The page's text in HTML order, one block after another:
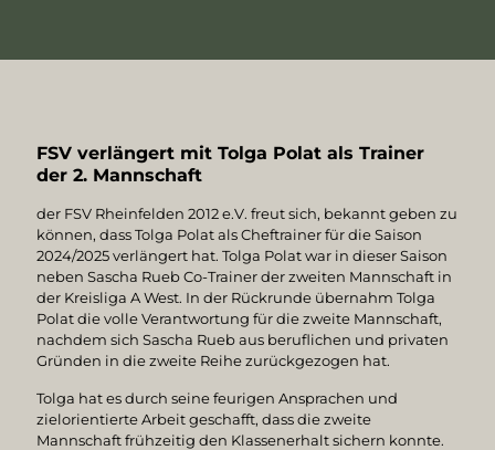
FSV verlängert mit Tolga Polat als Trainer
der 2. Mannschaft
der FSV Rheinfelden 2012 e.V. freut sich, bekannt geben zu
können, dass Tolga Polat als Cheftrainer für die Saison
2024/2025 verlängert hat. Tolga Polat war in dieser Saison
neben Sascha Rueb Co-Trainer der zweiten Mannschaft in
der Kreisliga A West. In der Rückrunde übernahm Tolga
Polat die volle Verantwortung für die zweite Mannschaft,
nachdem sich Sascha Rueb aus beruflichen und privaten
Gründen in die zweite Reihe zurückgezogen hat.
Tolga hat es durch seine feurigen Ansprachen und
zielorientierte Arbeit geschafft, dass die zweite
Mannschaft frühzeitig den Klassenerhalt sichern konnte.